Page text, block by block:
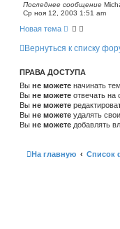
Последнее сообщение
Ср ноя 12, 2003 1:51 am
Новая тема
Вернуться к списку
ПРАВА ДОСТУПА
Вы не можете начинать
Вы не можете отвечать на
Вы не можете
Вы не можете удалять
Вы не можете добавлять
На главную Список